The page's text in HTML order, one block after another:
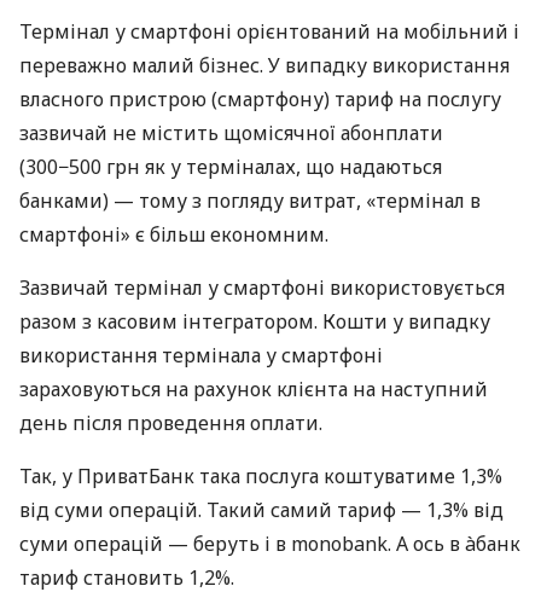
Термінал у смартфоні орієнтований на мобільний і
переважно малий бізнес. У випадку використання
власного пристрою (смартфону) тариф на послугу
зазвичай не містить щомісячної абонплати
(300−500 грн як у терміналах, що надаються
банками) — тому з погляду витрат, «термінал в
смартфоні» є більш економним.
Зазвичай термінал у смартфоні використовується
разом з касовим інтегратором. Кошти у випадку
використання термінала у смартфоні
зараховуються на рахунок клієнта на наступний
день після проведення оплати.
Так, у ПриватБанк така послуга коштуватиме 1,3%
від суми операцій. Такий самий тариф — 1,3% від
суми операцій — беруть і в monobank. А ось в àбанк
тариф становить 1,2%.